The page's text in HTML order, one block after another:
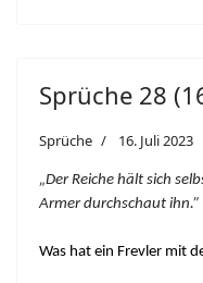
Sprüche 28
Sprüche 16. Juli 2023
„Der Reiche hält sich
Armer durchschaut ihn.”
Was hat ein Frevler mit